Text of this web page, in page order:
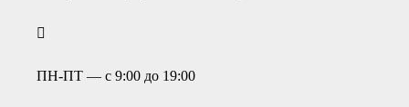
ПН-ПТ — с 9:00 до 19:00